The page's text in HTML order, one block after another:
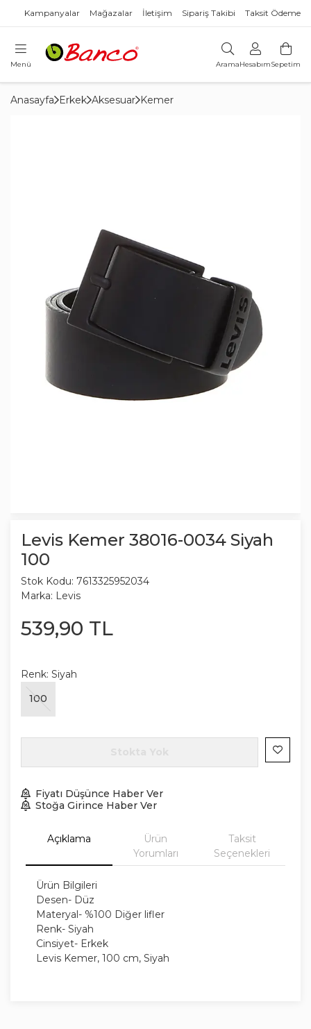
Kampanyalar Mağazalar İletişim Sipariş Takibi Taksit Ödeme
Menü AramaHesabımSepetim
Anasayfa Erkek Aksesuar Kemer
Levis Kemer 38016-0034 Siyah
100
Stok Kodu: 7613325952034
Marka: Levis
539,90 TL
Renk: Siyah
100
Fiyatı Düşünce Haber Ver
Stoğa Girince Haber Ver
Açıklama
Ürün
Yorumları
Taksit
Seçenekleri
Ürün Bilgileri
Desen- Düz
Materyal- %100 Diğer lifler
Renk- Siyah
Cinsiyet- Erkek
Levis Kemer, 100 cm, Siyah